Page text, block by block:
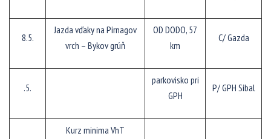
8.5.
Jazda vďaky na Pirnagov
vrch – Bykov grúň
OD DODO, 57
km
C/ Gazda
.5.
parkovisko pri
GPH
P/ GPH Sibal
Kurz minima VhT